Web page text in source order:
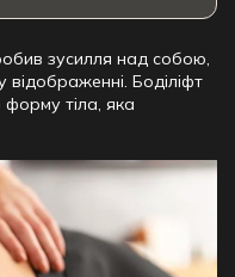
зусилля над собою,
Боділіфт
тіла, яка